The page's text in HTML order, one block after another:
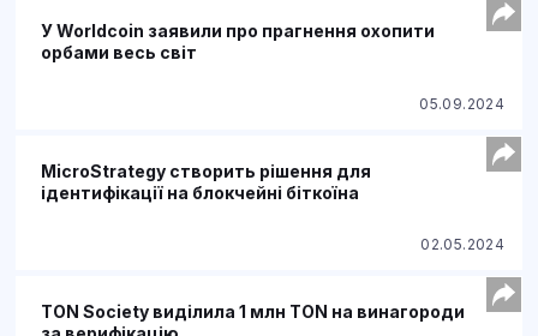
У Worldcoin заявили про прагнення охопити
орбами весь світ
05.09.2024
MicroStrategy створить рішення для
ідентифікації на блокчейні біткоїна
02.05.2024
TON Society виділила 1 млн TON на винагороди